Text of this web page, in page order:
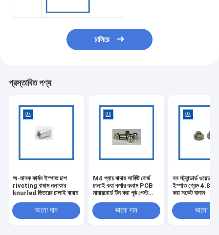
চালিয়ে
প্রস্তাবিত পণ্য
অ-মানক কার্বন ইস্পাত চাপ
riveting বাদাম নলাকার
knurled ভিতরের ঢালাই বাদাম
ভালো দাম
M4 প্যাচ বাদাম সার্কিট বোর্ড
ঢালাই করা কপার কলাম PCB
মাদারবোর্ড টিন করা পৃষ্ঠ পেস্ট
ভালো দাম
নন স্ট্যান্ডার্ড ওয়েল্ড
ইস্পাত গ্রেড 4.8
করা সকেট বাদাম
ভালো দাম